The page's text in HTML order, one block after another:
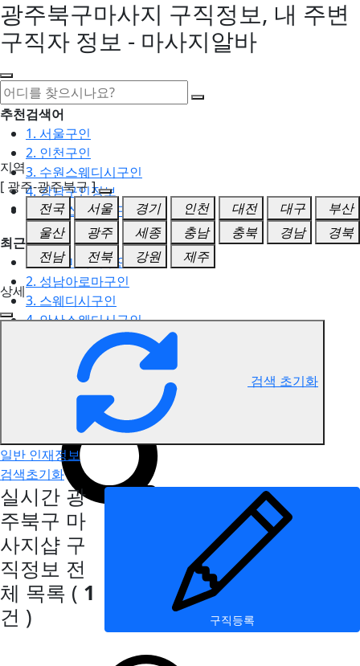
광주북구마사지 구직정보, 내 주변
구직자 정보 - 마사지알바
추천검색어
1. 서울구인
2. 인천구인
3. 수원스웨디시구인
4. 강남구인정보
5. 동탄스웨디시구인
최근검색어
1. 일산마사지구인
2. 성남아로마구인
3. 스웨디시구인
4. 안산스웨디시구인
5. 아로마구인
광주북구 마사지 구직정보
지역
[ 광주-광주북구 ]
전국
서울 경기 인천 대전 대구
부산
울산
광주 세종 충남 충북 경남
경북
전남
전북 강원
제주
상세
검색 초기화
일반 인재정보
검색초기화
실시간 광
주북구 마
사지샵 구
직정보 전
체 목록 ( 1
건 )
구직등록